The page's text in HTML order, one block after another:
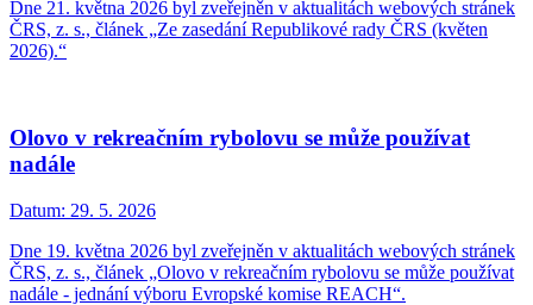
Dne 21. května 2026 byl zveřejněn v aktualitách webových stránek
ČRS, z. s., článek „Ze zasedání Republikové rady ČRS (květen
2026).“
Olovo v rekreačním rybolovu se může používat
nadále
Datum: 29. 5. 2026
Dne 19. května 2026 byl zveřejněn v aktualitách webových stránek
ČRS, z. s., článek „Olovo v rekreačním rybolovu se může používat
nadále - jednání výboru Evropské komise REACH“.